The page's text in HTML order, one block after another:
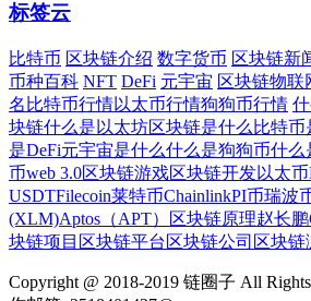
标签云
比特币 区块链介绍 数字货币 区块链新
币种百科 NFT DeFi 元宇宙 区块链物联
名 比特币行情以太币行情狗狗币行情
块链什么是以太坊区块链是什么 比特币
是DeFi元宇宙是什么什么是狗狗币什么
币web 3.0区块链游戏区块链开发以太币
USDTFilecoin莱特币ChainlinkPI币瑞波
(XLM)Aptos（APT） 区块链原理赵长鹏
块链项目 区块链平台 区块链公司 区块链
Copyright @ 2018-2019 链圈子 All